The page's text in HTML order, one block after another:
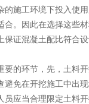
施工环境下投入使
合。因此在选择这些
证混凝土配比符合
的环节，先，土料
避免在开挖施工中出
应当合理限定土料